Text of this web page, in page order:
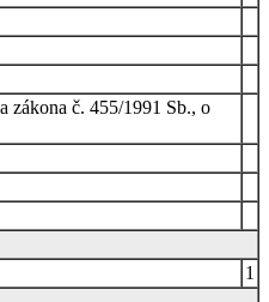
zákona č. 455/1991 Sb., o
1